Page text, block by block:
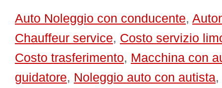
Auto Noleggio con conducente,
Chauffeur service, Costo servizio
Costo trasferimento, Macchina con
guidatore, Noleggio auto con autista,